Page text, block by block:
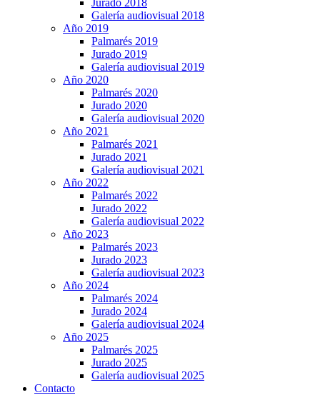
Galería audiovisual 2018
Año 2019
Palmarés 2019
Jurado 2019
Galería audiovisual 2019
Año 2020
Palmarés 2020
Jurado 2020
Galería audiovisual 2020
Año 2021
Palmarés 2021
Jurado 2021
Galería audiovisual 2021
Año 2022
Palmarés 2022
Jurado 2022
Galería audiovisual 2022
Año 2023
Palmarés 2023
Jurado 2023
Galería audiovisual 2023
Año 2024
Palmarés 2024
Jurado 2024
Galería audiovisual 2024
Año 2025
Palmarés 2025
Jurado 2025
Galería audiovisual 2025
Contacto